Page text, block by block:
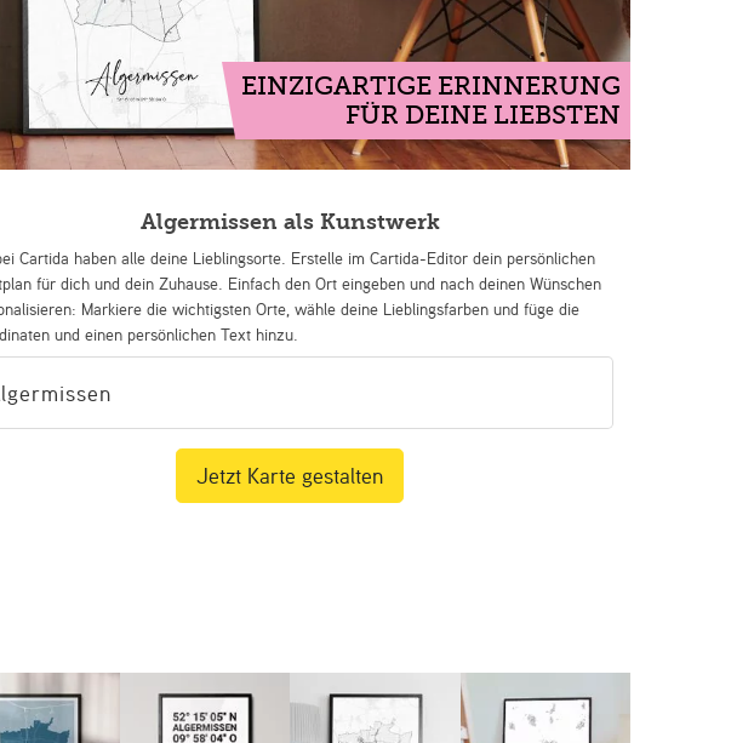
EINZIGARTIGE ERINNERUNG
FÜR DEINE LIEBSTEN
Algermissen als Kunstwerk
Cartida haben alle deine Lieblingsorte. Erstelle im Cartida-Editor dein persönlichen
für dich und dein Zuhause. Einfach den Ort eingeben und nach deinen Wünschen
Markiere die wichtigsten Orte, wähle deine Lieblingsfarben und füge die
und einen persönlichen Text hinzu.
Jetzt Karte gestalten